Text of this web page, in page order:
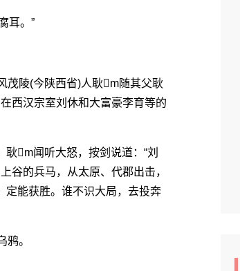
耳。”
陵(今陕西省)人耿m随其父耿
西汉宗室刘休和大富豪李育等的
m闻听大怒，按剑说道：“刘
谷的兵马，从太原、代郡出击，
定能获胜。谁不识大局，去投奔
。